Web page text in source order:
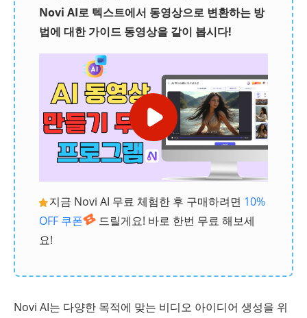
Novi AI로 텍스트에서 동영상으로 변환하는 방
법에 대한 가이드 동영상을 같이 봅시다!
지금 Novi AI 무료 체험한 후 구매하려면 10%
OFF 쿠폰
드릴게요! 바로 한번 무료 해보세
요!
Novi AI는 다양한 목적에 맞는 비디오 아이디어 생성을 위